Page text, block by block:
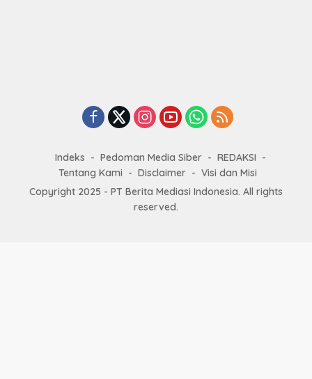
Indeks Pedoman Media Siber
REDAKSI
Tentang Kami
Disclaimer
Visi dan Misi
Copyright 2025 - PT Berita Mediasi Indonesia. All rights
reserved.